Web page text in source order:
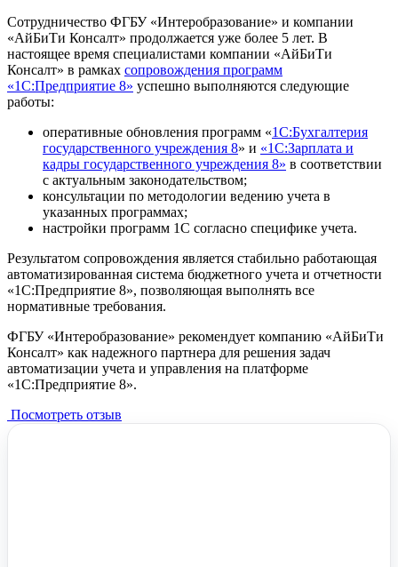
Сотрудничество ФГБУ «Интеробразование» и компании
«АйБиТи Консалт» продолжается уже более 5 лет. В
настоящее время специалистами компании «АйБиТи
Консалт» в рамках сопровождения программ
«1С:Предприятие 8» успешно выполняются следующие
работы:
оперативные обновления программ «1С:Бухгалтерия
государственного учреждения 8» и «1С:Зарплата и
кадры государственного учреждения 8» в соответствии
с актуальным законодательством;
консультации по методологии ведению учета в
указанных программах;
настройки программ 1С согласно специфике учета.
Результатом сопровождения является стабильно работающая
автоматизированная система бюджетного учета и отчетности
«1С:Предприятие 8», позволяющая выполнять все
нормативные требования.
ФГБУ «Интеробразование» рекомендует компанию «АйБиТи
Консалт» как надежного партнера для решения задач
автоматизации учета и управления на платформе
«1С:Предприятие 8».
Посмотреть отзыв